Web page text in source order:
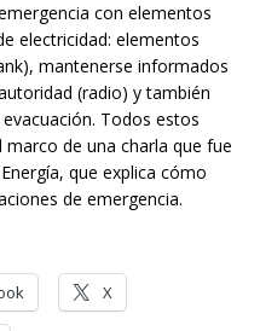
con elementos
electricidad: elementos
mantenerse informados
(radio) y también
Todos estos
de una charla que fue
que explica cómo
de emergencia.
X